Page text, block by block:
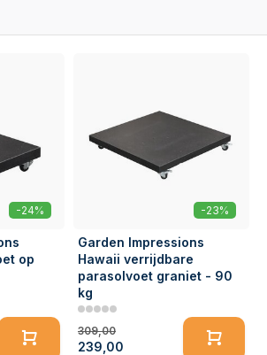
-24%
op
-23%
Garden Impressions
Hawaii verrijdbare
parasolvoet graniet - 90
kg
309,00
239,00